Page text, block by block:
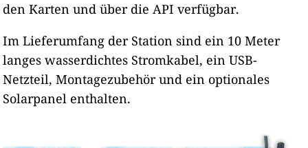
den Karten und über die API verfügbar.
Im Lieferumfang der Station sind ein 10 Meter
langes wasserdichtes Stromkabel, ein USB-
Netzteil, Montagezubehör und ein optionales
Solarpanel enthalten.